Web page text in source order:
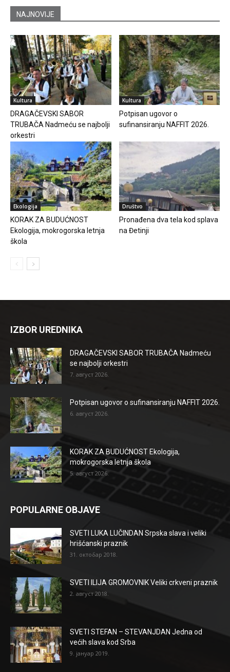
NAJNOVIJE
Kultura
DRAGAČEVSKI SABOR
TRUBAČA Nadmeću se najbolji
orkestri
Kultura
Potpisan ugovor o
sufinansiranju NAFFIT 2026.
Ekologija
KORAK ZA BUDUĆNOST
Ekologija, mokrogorska letnja
škola
Društvo
Pronađena dva tela kod splava
na Đetinji
IZBOR UREDNIKA
DRAGAČEVSKI SABOR TRUBAČA Nadmeću
se najbolji orkestri
7. август 2026.
Potpisan ugovor o sufinansiranju NAFFIT 2026.
6. август 2026.
KORAK ZA BUDUĆNOST Ekologija,
mokrogorska letnja škola
5. август 2026.
POPULARNE OBJAVE
SVETI LUKA LUČINDAN Srpska slava i veliki
hrišćanski praznik
31. октобар 2018.
SVETI ILIJA GROMOVNIK Veliki crkveni praznik
2. август 2018.
SVETI STEFAN – STEVANJDAN Jedna od
većih slava kod Srba
9. јануар 2019.